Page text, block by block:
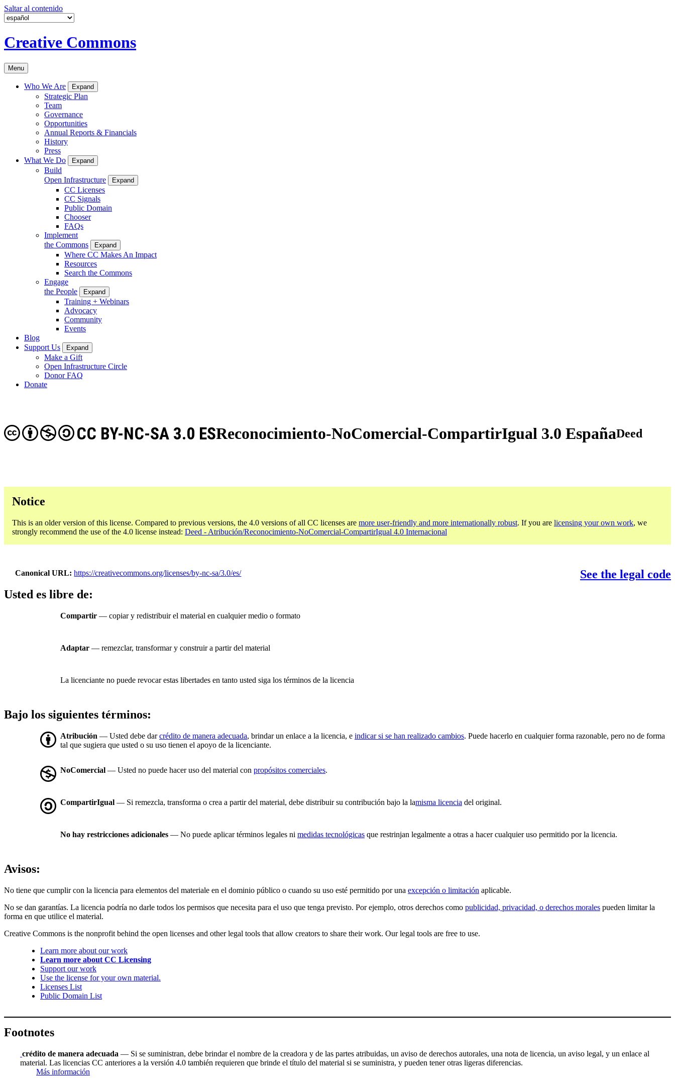
Saltar al contenido
Creative Commons
Menu
Who We Are Expand
Strategic Plan
Team
Governance
Opportunities
Annual Reports & Financials
History
Press
What We Do
Expand
Build
Open Infrastructure
Expand
CC Licenses
CC Signals
Public Domain
Chooser
FAQs
Implement
the Commons
Expand
Where CC Makes An Impact
Resources
Search the Commons
Engage
the People
Expand
Training + Webinars
Advocacy
Community
Events
Blog
Support Us
Expand
Make a Gift
Open Infrastructure Circle
Donor FAQ
Donate
Reconocimiento-NoComercial-CompartirIgual 3.0 España
CC BY-NC-SA 3.0 ES Deed
Notice
This is an older version of this license. Compared to previous versions, the 4.0 versions of all CC licenses are more user-friendly and more internationally robust. If you are licensing your own work, we
strongly recommend the use of the 4.0 license instead: Deed - Atribución/Reconocimiento-NoComercial-CompartirIgual 4.0 Internacional
Canonical URL https://creativecommons.org/licenses/by-nc-sa/3.0/es/
See the legal code
Usted es libre de:
Compartir — copiar y redistribuir el material en cualquier medio o formato
Adaptar — remezclar, transformar y construir a partir del material
La licenciante no puede revocar estas libertades en tanto usted siga los términos de la licencia
Bajo los siguientes términos:
Atribución — Usted debe darcrédito de manera adecuada, brindar un enlace a la licencia, e indicar si se han realizado cambios. Puede hacerlo en cualquier forma razonable, pero no de forma
tal que sugiera que usted o su uso tienen el apoyo de la licenciante.
NoComercial — Usted no puede hacer uso del material con propósitos comerciales.
CompartirIgual — Si remezcla, transforma o crea a partir del material, debe distribuir su contribución bajo la lamisma licencia del original.
No hay restricciones adicionales — No puede aplicar términos legales ni medidas tecnológicas que restrinjan legalmente a otras a hacer cualquier uso permitido por la licencia.
Avisos:
No tiene que cumplir con la licencia para elementos del materiale en el dominio público o cuando su uso esté permitido por una excepción o limitación aplicable.
No se dan garantías. La licencia podría no darle todos los permisos que necesita para el uso que tenga previsto. Por ejemplo, otros derechos como publicidad, privacidad, o derechos morales pueden limitar la
forma en que utilice el material.
Creative Commons is the nonprofit behind the open licenses and other legal tools that allow creators to share their work. Our legal tools are free to use.
Learn more about our work
Learn more about CC Licensing
Support our work
Use the license for your own material.
Licenses List
Public Domain List
Footnotes
crédito de manera adecuada — Si se suministran, debe brindar el nombre de la creadora y de las partes atribuidas, un aviso de derechos autorales, una nota de licencia, un aviso legal, y un enlace al
material. Las licencias CC anteriores a la versión 4.0 también requieren que brinde el título del material si se suministra, y pueden tener otras ligeras diferencias.
Más información